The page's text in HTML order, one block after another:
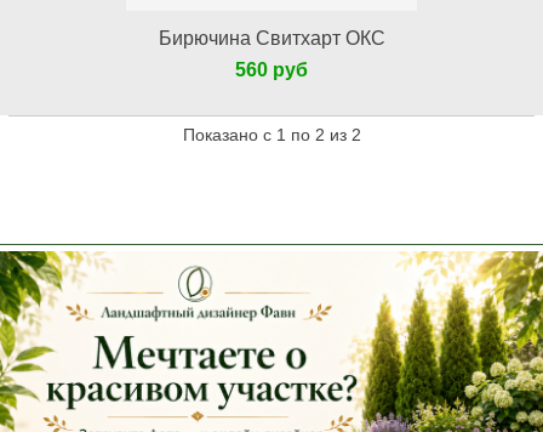
Бирючина Свитхарт ОКС
560 руб
Показано с 1 по 2 из 2